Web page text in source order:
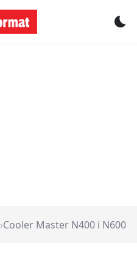
›Cooler Master N400 i N600